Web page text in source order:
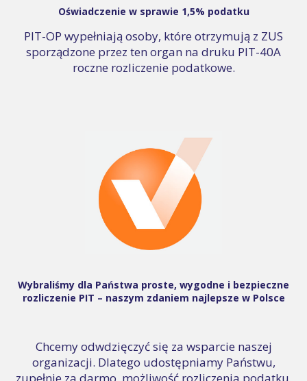
Oświadczenie w sprawie 1,5% podatku
PIT-OP wypełniają osoby, które otrzymują z ZUS
sporządzone przez ten organ na druku PIT-40A
roczne rozliczenie podatkowe.
Wybraliśmy dla Państwa proste, wygodne i bezpieczne
rozliczenie PIT – naszym zdaniem najlepsze w Polsce
Chcemy odwdzięczyć się za wsparcie naszej
organizacji. Dlatego udostępniamy Państwu,
zupełnie za darmo, możliwość rozliczenia podatku.